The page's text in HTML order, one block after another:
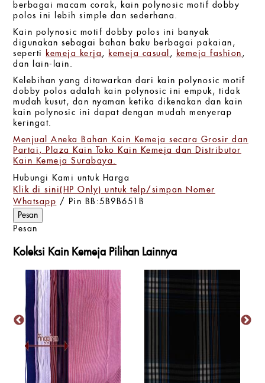
berbagai macam corak, kain polynosic motif dobby
polos ini lebih simple dan sederhana.
Kain polynosic motif dobby polos ini banyak
digunakan sebagai bahan baku berbagai pakaian,
seperti
kemeja kerja, kemeja casual , kemeja fashion,
dan lain-lain.
Kelebihan yang ditawarkan dari kain polynosic motif
dobby polos adalah kain polynosic ini empuk, tidak
mudah kusut, dan nyaman ketika dikenakan dan kain
kain polynosic ini dapat dengan mudah menyerap
keringat.
Menjual Aneka Bahan Kain Kemeja secara Grosir dan
Partai, Plaza Kain Toko Kain Kemeja dan Distributor
Kain Kemeja Surabaya.
Hubungi Kami untuk Harga
Klik di sini(HP Only) untuk telp/simpan Nomer
Whatsapp / Pin BB:5B9B651B
Pesan
Koleksi Kain Kemeja Pilihan Lainnya